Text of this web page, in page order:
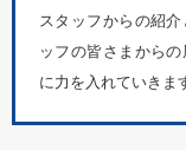
スタッフからの紹
ッフの皆さまから
に力を入れていきま